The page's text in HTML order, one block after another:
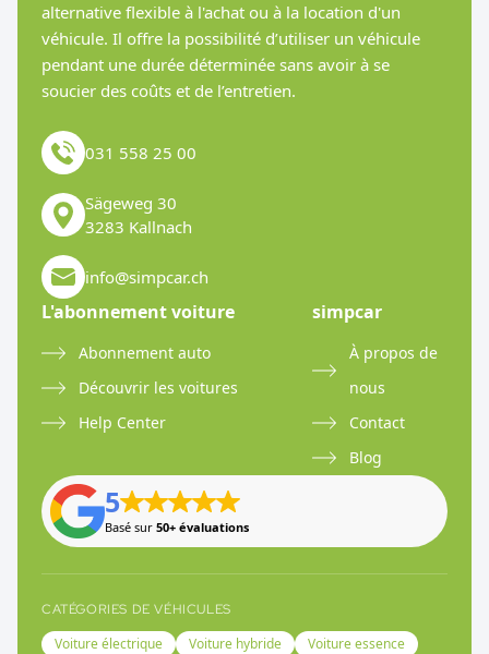
alternative flexible à l'achat ou à la location d'un
véhicule. Il offre la possibilité d’utiliser un véhicule
pendant une durée déterminée sans avoir à se
soucier des coûts et de l’entretien.
031 558 25 00
Sägeweg 30
3283 Kallnach
info@simpcar.ch
L'abonnement voiture
Abonnement auto
Découvrir les voitures
Help Center
simpcar
À propos de
nous
Contact
Blog
5
Basé sur 50+ évaluations
CATÉGORIES DE VÉHICULES
Voiture électrique Voiture hybride
Voiture essence